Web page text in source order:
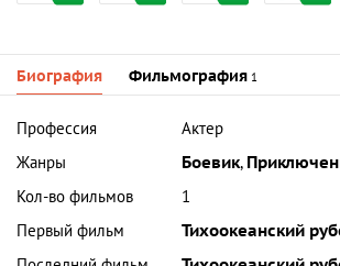
Биография Фильмография 1
Профессия
Актер
Жанры
Боевик,
Кол-во фильмов
1
Первый фильм
Тихоокеанский